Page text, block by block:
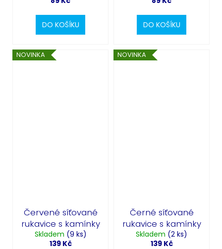
DO KOŠÍKU DO KOŠÍKU
NOVINKA
Červené síťované
rukavice s kamínky
Skladem (9 ks)
139 Kč
NOVINKA
Černé síťované
rukavice s kamínky
Skladem (2 ks)
139 Kč